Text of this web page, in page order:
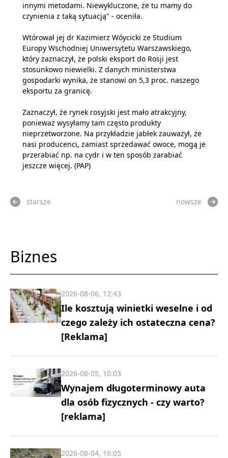
innymi metodami. Niewykluczone, że tu mamy do
czynienia z taką sytuacją" - oceniła.
Wtórował jej dr Kazimierz Wóycicki ze Studium
Europy Wschodniej Uniwersytetu Warszawskiego,
który zaznaczył, że polski eksport do Rosji jest
stosunkowo niewielki. Z danych ministerstwa
gospodarki wynika, że stanowi on 5,3 proc. naszego
eksportu za granicę.
Zaznaczył, że rynek rosyjski jest mało atrakcyjny,
ponieważ wysyłamy tam często produkty
nieprzetworzone. Na przykładzie jabłek zauważył, że
nasi producenci, zamiast sprzedawać owoce, mogą je
przerabiać np. na cydr i w ten sposób zarabiać
jeszcze więcej. (PAP)
starsze nowsze
Biznes
Ile kosztują winietki weselne i od
czego zależy ich ostateczna cena?
[Reklama]
2026-08-06, 12:43
Wynajem długoterminowy auta
dla osób fizycznych - czy warto?
[reklama]
2026-08-05, 10:03
2026-08-04, 16:05